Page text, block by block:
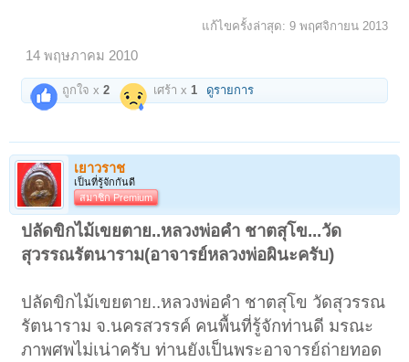
แก้ไขครั้งล่าสุด: 9 พฤศจิกายน 2013
14 พฤษภาคม 2010
ถูกใจ x2 เศร้า x 1 ดูรายการ
เยาวราช
เป็นที่รู้จักกันดี
สมาชิก Premium
ปลัดขิกไม้เขยตาย..หลวงพ่อคำ ชาตสุโข...วัด
สุวรรณรัตนาราม(อาจารย์หลวงพ่อผินะครับ)
ปลัดขิกไม้เขยตาย..หลวงพ่อคำ ชาตสุโข วัดสุวรรณ
รัตนาราม จ.นครสวรรค์ คนพื้นที่รู้จักท่านดี มรณะ
ภาพศพไม่เน่าครับ ท่านยังเป็นพระอาจารย์ถ่ายทอด